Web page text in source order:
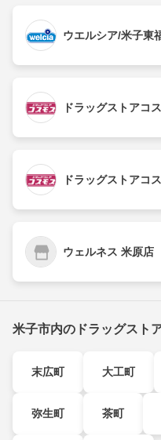
ウエルシア/米子東
ドラッグストアコ
ドラッグストアコ
ウェルネス 米原店
米子市内のドラッグスト
末広町 大工町
弥生町 茶町